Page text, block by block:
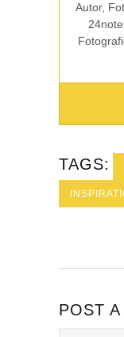
Autor,
TAGS:
POST